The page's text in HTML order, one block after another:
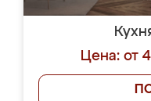
Цена: от